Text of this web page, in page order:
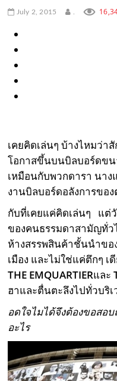
c
o
.
July 2, 2015
เคยคิดเล่นๆ บ้างไหมว่า
โอกาสขึ้นบนบิลบอร์ดขน
เหมือนกับพวกดารา นา
งานบิลบอร์ดอลังการของ
กับที่เคยแค่คิดเล่นๆ แต่
ของคนธรรมดาสามัญทั่
ห้างสรรพสินค้าชั้นนำขอ
เมือง และไม่ใช่แค่ตึกๆ
THE EMQUARTIERและ
ฮาและตื่นตะลึงไปทั่วบริ
อดใจไมได้จึงต้องขอสอ
อะไร